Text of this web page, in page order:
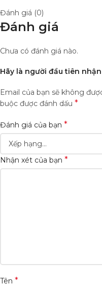
Đánh giá (0)
Đánh giá
Chưa có đánh giá nào.
Hãy là người đầu tiên nhận
Email của bạn sẽ không
buộc được đánh dấu *
Đánh giá của bạn *
Nhận xét của bạn *
Tên *